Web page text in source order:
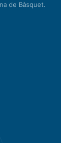
de Bàsquet.